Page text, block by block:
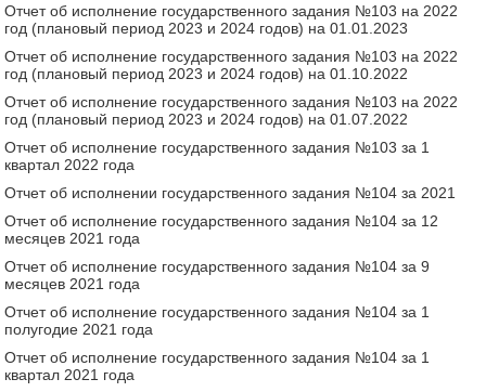
Отчет об исполнение государственного задания №103 на 2022
год (плановый период 2023 и 2024 годов) на 01.01.2023
Отчет об исполнение государственного задания №103 на 2022
год (плановый период 2023 и 2024 годов) на 01.10.2022
Отчет об исполнение государственного задания №103 на 2022
год (плановый период 2023 и 2024 годов) на 01.07.2022
Отчет об исполнение государственного задания №103 за 1
квартал 2022 года
Отчет об исполнении государственного задания №104 за 2021
Отчет об исполнение государственного задания №104 за 12
месяцев 2021 года
Отчет об исполнение государственного задания №104 за 9
месяцев 2021 года
Отчет об исполнение государственного задания №104 за 1
полугодие 2021 года
Отчет об исполнение государственного задания №104 за 1
квартал 2021 года